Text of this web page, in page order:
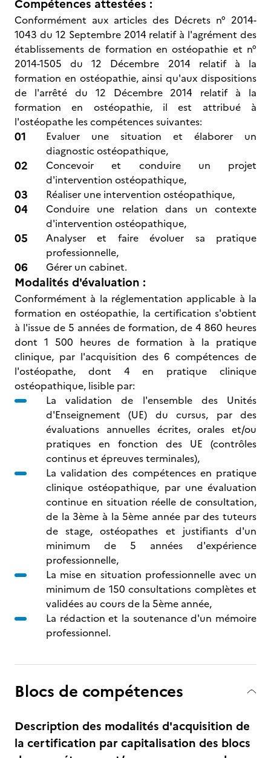
Compétences attestées :
Conformément aux articles des Décrets n° 2014-
1043 du 12 Septembre 2014 relatif à l'agrément des
établissements de formation en ostéopathie et n°
2014-1505 du 12 Décembre 2014 relatif à la
formation en ostéopathie, ainsi qu'aux dispositions
de l'arrêté du 12 Décembre 2014 relatif à la
formation en ostéopathie, il est attribué à
l'ostéopathe les compétences suivantes:
Evaluer une situation et élaborer un
diagnostic ostéopathique,
Concevoir et conduire un projet
d'intervention ostéopathique,
Réaliser une intervention ostéopathique,
Conduire une relation dans un contexte
d'intervention ostéopathique,
Analyser et faire évoluer sa pratique
professionnelle,
Gérer un cabinet.
Modalités d'évaluation :
Conformément à la réglementation applicable à la
formation en ostéopathie, la certification s'obtient
à l'issue de 5 années de formation, de 4 860 heures
dont 1 500 heures de formation à la pratique
clinique, par l'acquisition des 6 compétences de
l'ostéopathe, dont 4 en pratique clinique
ostéopathique, lisible par:
La validation de l'ensemble des Unités
d'Enseignement (UE) du cursus, par des
évaluations annuelles écrites, orales et/ou
pratiques en fonction des UE (contrôles
continus et épreuves terminales),
La validation des compétences en pratique
clinique ostéopathique, par une évaluation
continue en situation réelle de consultation,
de la 3ème à la 5ème année par des tuteurs
de stage, ostéopathes et justifiants d'un
minimum de 5 années d'expérience
professionnelle,
La mise en situation professionnelle avec un
minimum de 150 consultations complètes et
validées au cours de la 5ème année,
La rédaction et la soutenance d'un mémoire
professionnel.
Blocs de compétences
Description des modalités d'acquisition de
la certification par capitalisation des blocs